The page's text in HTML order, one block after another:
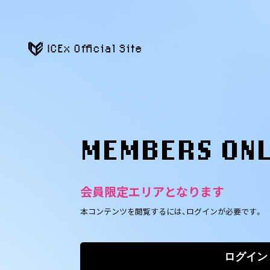
ICEx Official Site
MEMBERS
会員限定エリアとなります
本コンテンツを閲覧するには、ログインが必要です。
ログイン